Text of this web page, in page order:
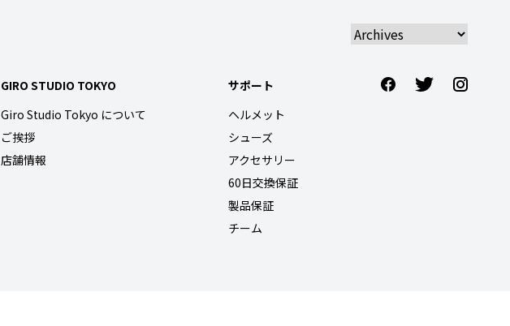
GIRO STUDIO TOKYO
Giro Studio Tokyo について
ご挨拶
店舗情報
サポート
ヘルメット
シューズ
アクセサリー
60日交換保証
製品保証
チーム